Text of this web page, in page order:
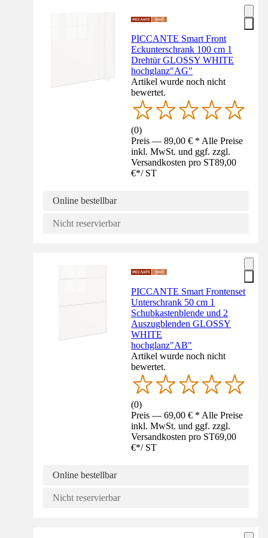
PICCANTE Smart Front
Eckunterschrank 100 cm 1
Drehtür GLOSSY WHITE
hochglanz"AG"
Artikel wurde noch nicht
bewertet.
(0)
Preis — 89,00 € * Alle Preise
inkl. MwSt. und ggf. zzgl.
Versandkosten pro ST89,00
€*/ ST
Online bestellbar
Nicht reservierbar
PICCANTE Smart Frontenset
Unterschrank 50 cm 1
Schubkastenblende und 2
Auszugblenden GLOSSY
WHITE
hochglanz"AB"
Artikel wurde noch nicht
bewertet.
(0)
Preis — 69,00 € * Alle Preise
inkl. MwSt. und ggf. zzgl.
Versandkosten pro ST69,00
€*/ ST
Online bestellbar
Nicht reservierbar